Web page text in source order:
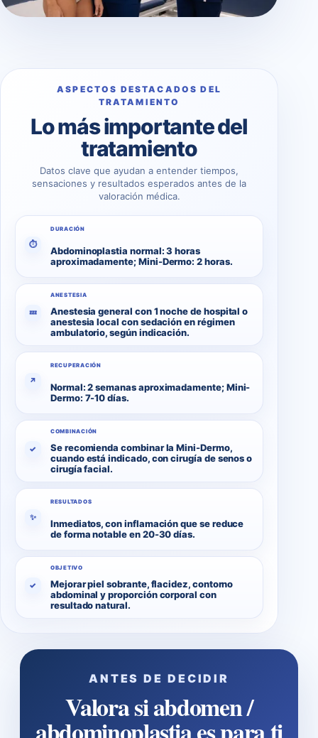
ASPECTOS DESTACADOS DEL
TRATAMIENTO
Lo más importante del
tratamiento
Datos clave que ayudan a entender tiempos,
sensaciones y resultados esperados antes de la
valoración médica.
⏱
DURACIÓN
Abdominoplastia normal: 3 horas
aproximadamente; Mini-Dermo: 2 horas.
💤
ANESTESIA
Anestesia general con 1 noche de hospital o
anestesia local con sedación en régimen
ambulatorio, según indicación.
↗
RECUPERACIÓN
Normal: 2 semanas aproximadamente; Mini-
Dermo: 7-10 días.
✓
COMBINACIÓN
Se recomienda combinar la Mini-Dermo,
cuando está indicado, con cirugía de senos o
cirugía facial.
✨
RESULTADOS
Inmediatos, con inflamación que se reduce
de forma notable en 20-30 días.
✓
OBJETIVO
Mejorar piel sobrante, flacidez, contorno
abdominal y proporción corporal con
resultado natural.
ANTES DE DECIDIR
Valora si abdomen /